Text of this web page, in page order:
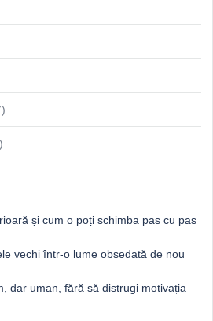
și cum o poți schimba pas cu pas
vechi într-o lume obsedată de nou
dar uman, fără să distrugi motivația